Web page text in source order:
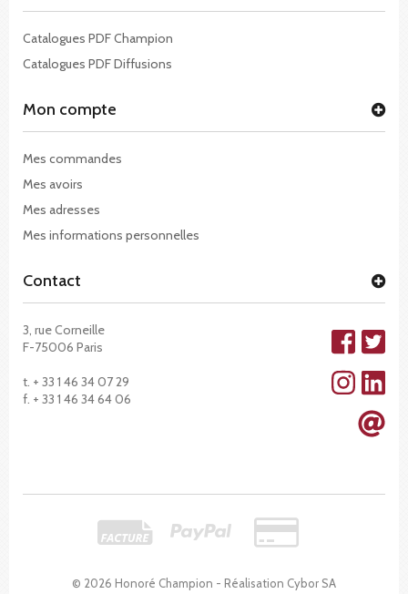
© 2026 Honoré Champion - Réalisation Cybor SA
Catalogues PDF Champion
Catalogues PDF Diffusions
Mon compte
Mes commandes
Mes avoirs
Mes adresses
Mes informations personnelles
Contact
3, rue Corneille
F-75006 Paris
t. + 33 1 46 34 07 29
f. + 33 1 46 34 64 06